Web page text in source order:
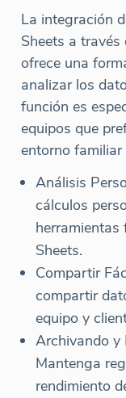
La integración
Sheets a
ofrece una
analizar los
función es
equipos que
entorno familiar
Análisis
cálculos
herramientas
Sheets.
Compartir
compartir
equipo y
Archivando y
Mantenga
rendimiento